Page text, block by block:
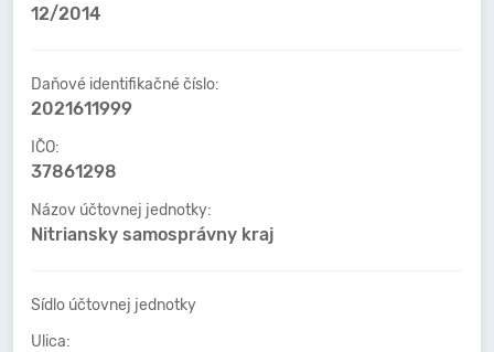
12/2014
Daňové identifikačné číslo:
2021611999
IČO:
37861298
Názov účtovnej jednotky:
Nitriansky samosprávny kraj
Sídlo účtovnej jednotky
Ulica: